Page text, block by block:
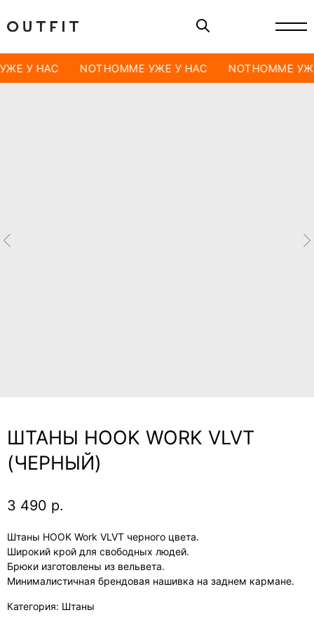
УЖЕ У НАС NOTHOMME УЖЕ У НАС NOTHOMME
ШТАНЫ HOOK WORK VLVT
(ЧЕРНЫЙ)
3 490 р.
Штаны HOOK Work VLVT черного цвета.
Широкий крой для свободных людей.
Брюки изготовлены из вельвета.
Минималистичная брендовая нашивка на заднем кармане.
Категория: Штаны